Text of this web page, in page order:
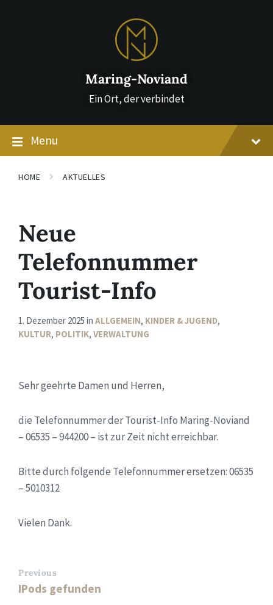
Maring-Noviand
Ein Ort, der verbindet
Menu
HOME AKTUELLES
Neue
Telefonnummer
Tourist-Info
1. Dezember 2025 in ALLGEMEIN, KINDER & JUGEND,
KULTUR, POLITIK, VERWALTUNG
Sehr geehrte Damen und Herren,
die Telefonnummer der Tourist-Info Maring-Noviand
– 06535 – 944200 – ist zur Zeit nicht erreichbar.
Bitte durch folgende Telefonnummer ersetzen: 06535
– 5010312
Vielen Dank.
Previous
IPods gefunden